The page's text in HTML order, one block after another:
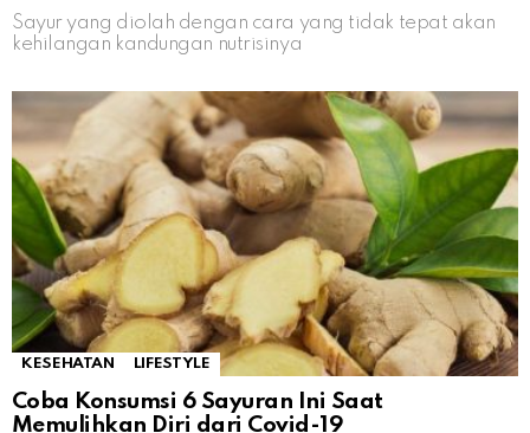
Sayur yang diolah dengan cara yang tidak tepat akan
kehilangan kandungan nutrisinya
KESEHATAN LIFESTYLE
Coba Konsumsi 6 Sayuran Ini Saat
Memulihkan Diri dari Covid-19